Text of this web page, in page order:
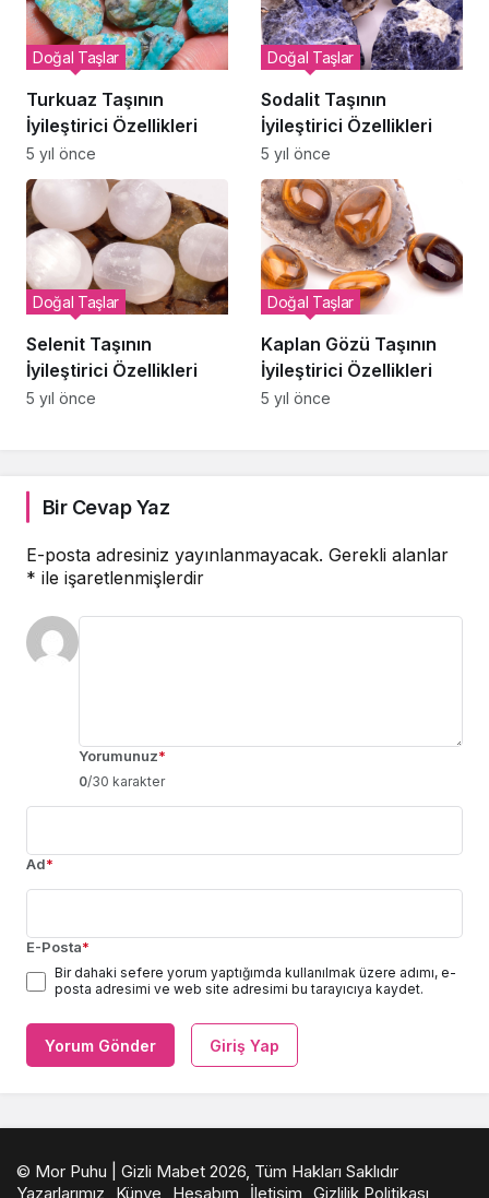
Turkuaz Taşının
İyileştirici Özellikleri
Doğal Taşlar
5 yıl önce
Sodalit Taşının
İyileştirici Özellikleri
Doğal Taşlar
5 yıl önce
Selenit Taşının
İyileştirici Özellikleri
Doğal Taşlar
5 yıl önce
Kaplan Gözü Taşının
İyileştirici Özellikleri
Doğal Taşlar
5 yıl önce
Bir Cevap Yaz
E-posta adresiniz yayınlanmayacak. Gerekli alanlar
* ile işaretlenmişlerdir
Yorumunuz*
0/30 karakter
Ad*
E-Posta*
Bir dahaki sefere yorum yaptığımda kullanılmak üzere adımı, e-
posta adresimi ve web site adresimi bu tarayıcıya kaydet.
Yorum Gönder Giriş Yap
© Mor Puhu | Gizli Mabet 2026, Tüm Hakları Saklıdır
Yazarlarımız
Künye Hesabım İletişim Gizlilik Politikası